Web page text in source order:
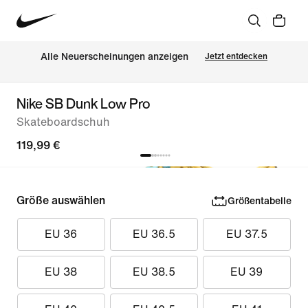
Alle Neuerscheinungen anzeigen Jetzt entdecken
Nike SB Dunk Low Pro
Skateboardschuh
119,99 €
Größe auswählen Größentabelle
EU 36 EU 36.5 EU 37.5
EU 38 EU 38.5 EU 39